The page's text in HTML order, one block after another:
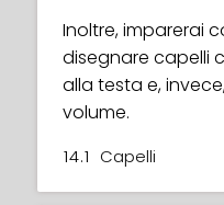
Inoltre, imparerai
disegnare capelli
alla testa e,
volume.
14.1 Capelli